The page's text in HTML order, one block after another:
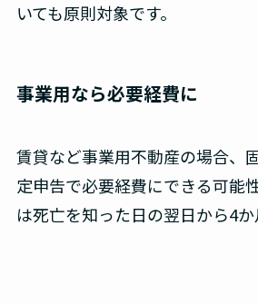
いても原則対象です。
事業用なら必要経費に
賃貸など事業用不動産の場合、
定申告で必要経費にできる可能
は死亡を知った日の翌日から4か